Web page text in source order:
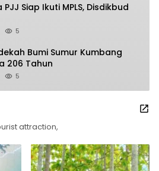
Siap Ikuti MPLS, Disdikbud
5
Bumi Sumur Kumbang
206 Tahun
5
attraction,